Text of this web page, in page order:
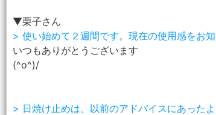
▼栗子さん
> 使い始めて２週間です。現在の使用感をお知
いつもありがとうございます
(^o^)/
> 日焼け止めは、以前のアドバイスにあった